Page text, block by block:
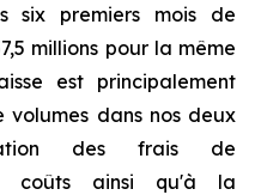
six premiers mois de
millions pour la même
est principalement
dans nos deux
des frais de
coûts ainsi qu'à la